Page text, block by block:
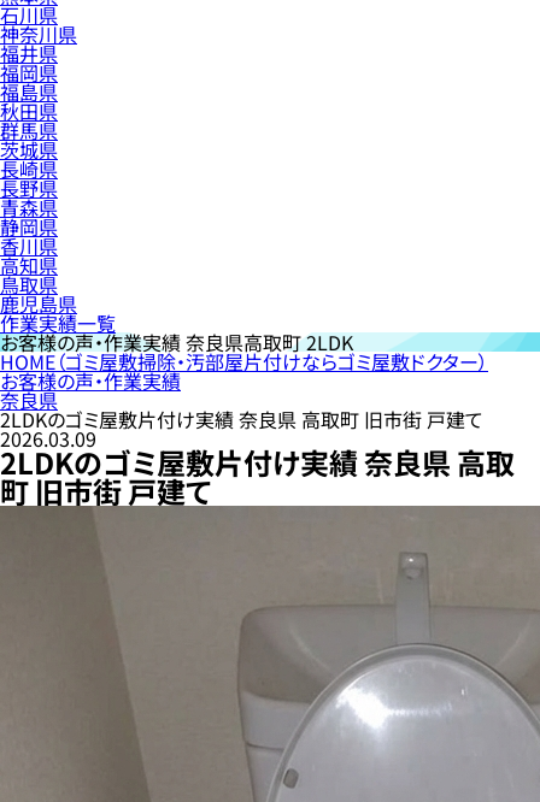
石川県
神奈川県
福井県
福岡県
福島県
秋田県
群馬県
茨城県
長崎県
長野県
青森県
静岡県
香川県
高知県
鳥取県
鹿児島県
作業実績一覧
お客様の声・作業実績奈良県高取町 2LDK
HOME（ゴミ屋敷掃除・汚部屋片付けならゴミ屋敷ドクター）
お客様の声・作業実績
奈良県
2LDKのゴミ屋敷片付け実績 奈良県 高取町 旧市街 戸建て
2026.03.09
2LDKのゴミ屋敷片付け実績 奈良県 高取
町 旧市街 戸建て